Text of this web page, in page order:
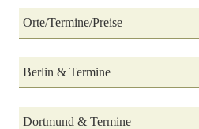
Orte/Termine/Preise
Berlin & Termine
Dortmund & Termine